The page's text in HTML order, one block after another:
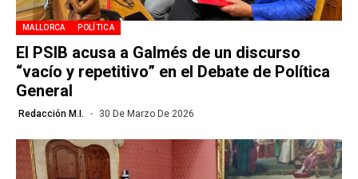
MALLORCA POLÍTICA
El PSIB acusa a Galmés de un discurso
“vacío y repetitivo” en el Debate de Política
General
Redacción M.I. 30 De Marzo De 2026